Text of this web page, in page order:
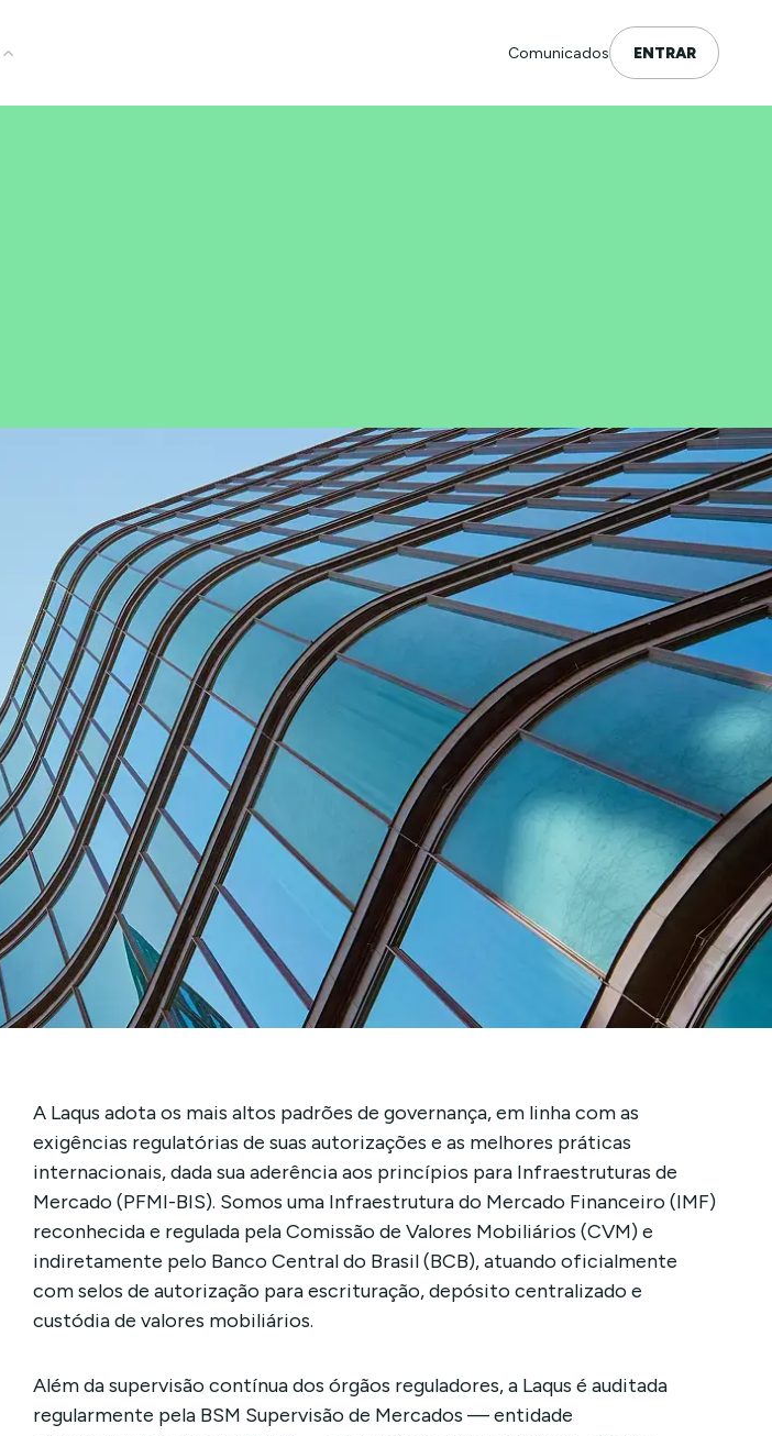
Comunicados ENTRAR
A Laqus adota os mais altos padrões de governança, em linha com as
exigências regulatórias de suas autorizações e as melhores práticas
internacionais, dada sua aderência aos princípios para Infraestruturas de
Mercado (PFMI-BIS). Somos uma Infraestrutura do Mercado Financeiro (IMF)
reconhecida e regulada pela Comissão de Valores Mobiliários (CVM) e
indiretamente pelo Banco Central do Brasil (BCB), atuando oficialmente
com selos de autorização para escrituração, depósito centralizado e
custódia de valores mobiliários.
Além da supervisão contínua dos órgãos reguladores, a Laqus é auditada
regularmente pela BSM Supervisão de Mercados — entidade